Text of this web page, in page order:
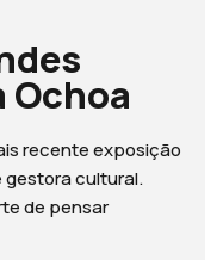
recente exposição
cultural.
de pensar